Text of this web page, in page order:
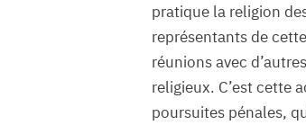
pratique la religion
représentants de
réunions avec
religieux. C’est cette
poursuites pénales,